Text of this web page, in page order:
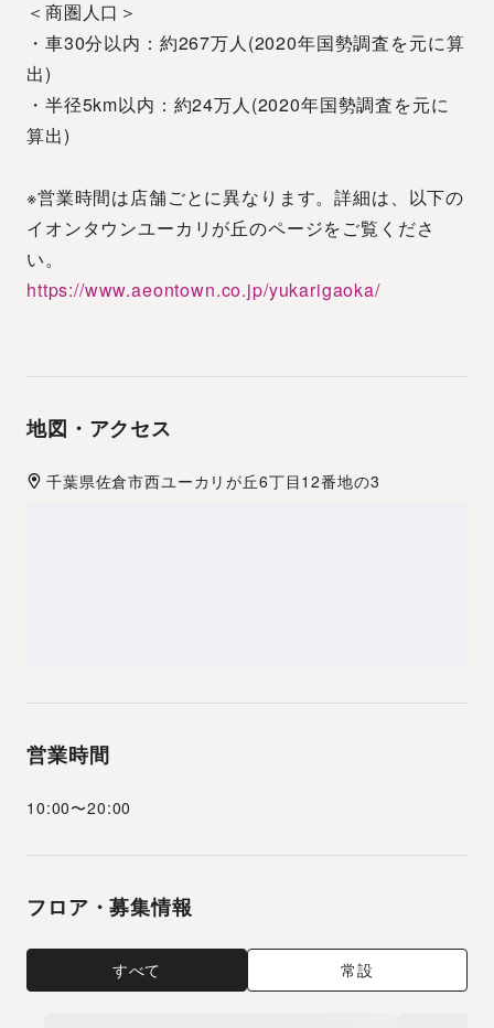
＜商圏人口＞
・車30分以内：約267万人(2020年国勢調査を元に算
出)
・半径5km以内：約24万人(2020年国勢調査を元に
算出)
※営業時間は店舗ごとに異なります。詳細は、以下の
イオンタウンユーカリが丘のページをご覧くださ
い。
https://www.aeontown.co.jp/yukarigaoka/
地図・アクセス
千葉県佐倉市西ユーカリが丘6丁目12番地の3
営業時間
10:00〜20:00
フロア・募集情報
すべて 常設